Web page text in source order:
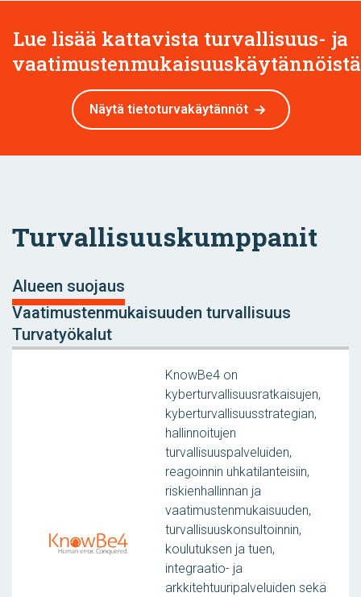
Lue lisää kattavista turvallisuus- ja
Näytä tietoturvakäytännöt
Turvallisuuskumppanit
Alueen suojaus
Vaatimustenmukaisuuden turvallisuus
Turvatyökalut
KnowBe4 on
kyberturvallisuusratkaisujen,
kyberturvallisuusstrategian,
hallinnoitujen
turvallisuuspalveluiden,
reagoinnin uhkatilanteisiin,
riskienhallinnan ja
vaatimustenmukaisuuden,
turvallisuuskonsultoinnin,
koulutuksen ja tuen,
integraatio- ja
arkkitehtuuripalveluiden sekä